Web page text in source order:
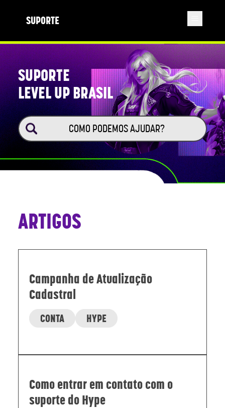
SUPORTE
SUPORTE
LEVEL UP BRASIL
ARTIGOS
Campanha de Atualização
Cadastral
CONTA HYPE
Como entrar em contato com o
suporte do Hype